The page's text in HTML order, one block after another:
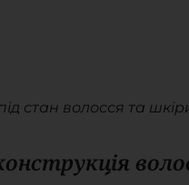
стан волосся та